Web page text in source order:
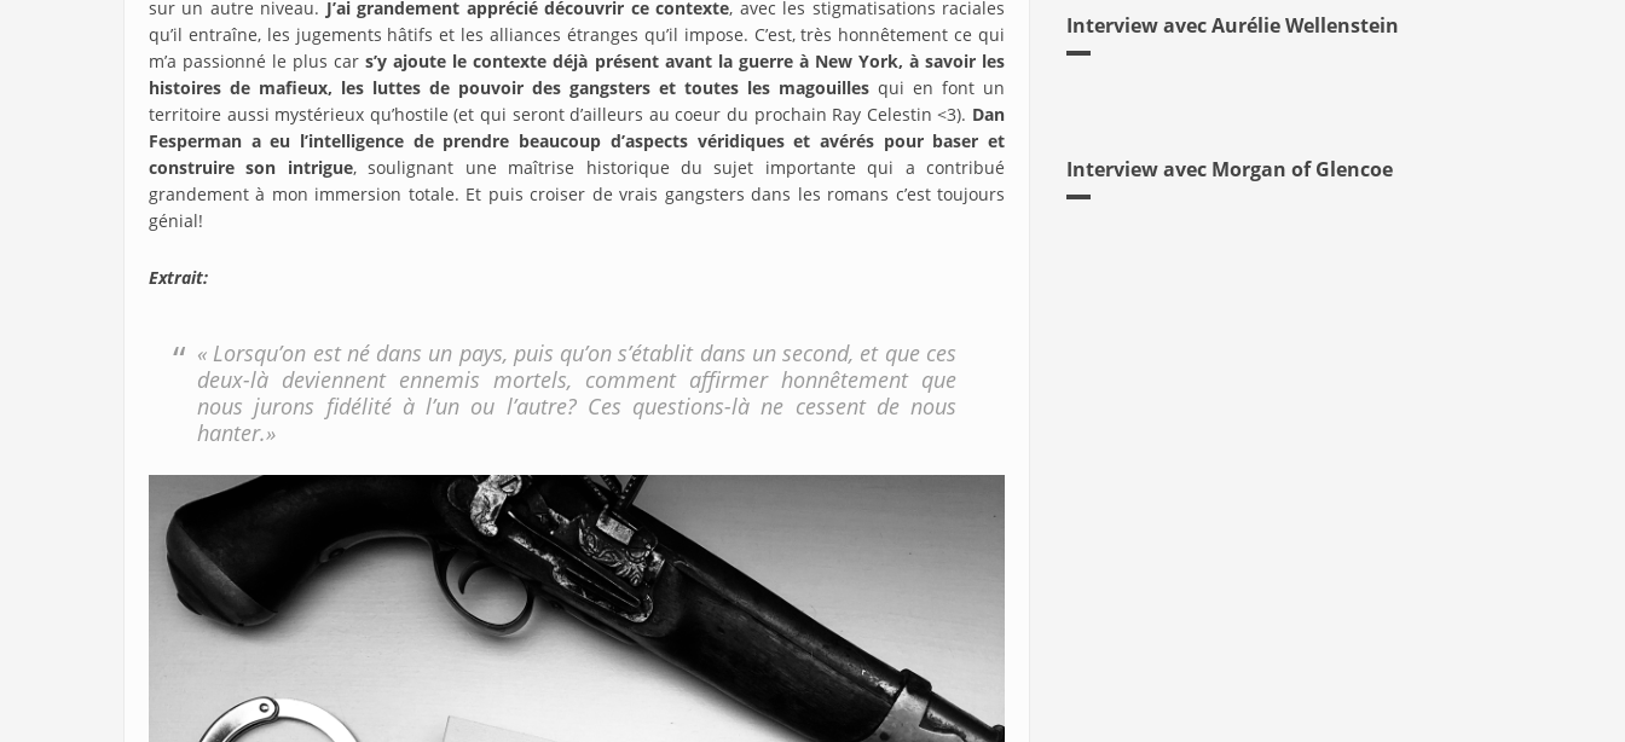
sur un autre niveau. J’ai grandement apprécié découvrir ce contexte, avec les stigmatisations raciales
qu’il entraîne, les jugements hâtifs et les alliances étranges qu’il impose. C’est, très honnêtement ce qui
m’a passionné le plus cars’y ajoute le contexte déjà présent avant la guerre à New York, à savoir les
histoires de mafieux, les luttes de pouvoir des gangsters et toutes les magouilles qui en font un
territoire aussi mystérieux qu’hostile (et qui seront d’ailleurs au coeur du prochain Ray Celestin <3). Dan
Fesperman a eu l’intelligence de prendre beaucoup d’aspects véridiques et avérés pour baser et
construire son intrigue, soulignant une maîtrise historique du sujet importante qui a contribué
grandement à mon immersion totale. Et puis croiser de vrais gangsters dans les romans c’est toujours
génial!
Extrait:
« Lorsqu’on est né dans un pays, puis qu’on s’établit dans un second, et que ces
deux-là deviennent ennemis mortels, comment affirmer honnêtement que
nous jurons fidélité à l’un ou l’autre? Ces questions-là ne cessent de nous
hanter.»
Interview avec Aurélie Wellenstein
Interview avec Morgan of Glencoe